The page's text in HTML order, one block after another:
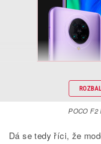
POCO F2
Dá se tedy říci, že